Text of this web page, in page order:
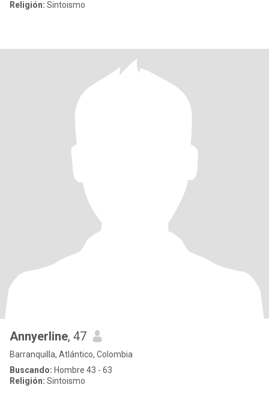
Religión: Sintoismo
Annyerline, 47
Barranquilla, Atlántico, Colombia
Buscando: Hombre 43 - 63
Religión: Sintoismo